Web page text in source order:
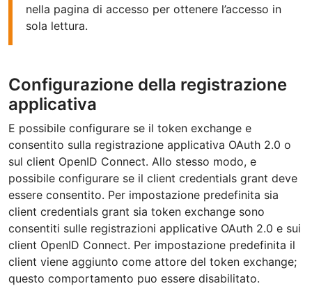
nella pagina di accesso per ottenere l’accesso in
sola lettura.
Configurazione della registrazione
applicativa
E possibile configurare se il token exchange e
consentito sulla registrazione applicativa OAuth 2.0 o
sul client OpenID Connect. Allo stesso modo, e
possibile configurare se il client credentials grant deve
essere consentito. Per impostazione predefinita sia
client credentials grant sia token exchange sono
consentiti sulle registrazioni applicative OAuth 2.0 e sui
client OpenID Connect. Per impostazione predefinita il
client viene aggiunto come attore del token exchange;
questo comportamento puo essere disabilitato.